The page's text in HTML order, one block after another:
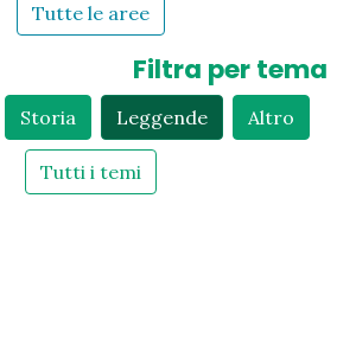
Tutte le aree
Filtra per tema
Storia Leggende Altro
Tutti i temi